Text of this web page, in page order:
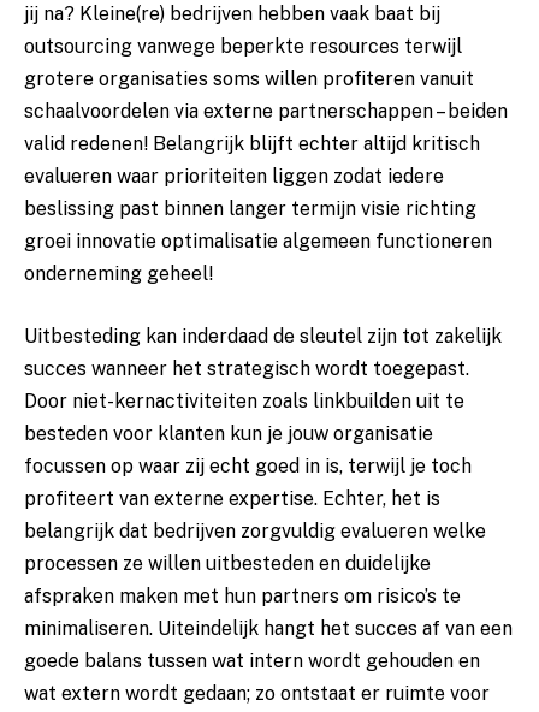
jij na? Kleine(re) bedrijven hebben vaak baat bij
outsourcing vanwege beperkte resources terwijl
grotere organisaties soms willen profiteren vanuit
schaalvoordelen via externe partnerschappen – beiden
valid redenen! Belangrijk blijft echter altijd kritisch
evalueren waar prioriteiten liggen zodat iedere
beslissing past binnen langer termijn visie richting
groei innovatie optimalisatie algemeen functioneren
onderneming geheel!
Uitbesteding kan inderdaad de sleutel zijn tot zakelijk
succes wanneer het strategisch wordt toegepast.
Door niet-kernactiviteiten zoals linkbuilden uit te
besteden voor klanten kun je jouw organisatie
focussen op waar zij echt goed in is, terwijl je toch
profiteert van externe expertise. Echter, het is
belangrijk dat bedrijven zorgvuldig evalueren welke
processen ze willen uitbesteden en duidelijke
afspraken maken met hun partners om risico’s te
minimaliseren. Uiteindelijk hangt het succes af van een
goede balans tussen wat intern wordt gehouden en
wat extern wordt gedaan; zo ontstaat er ruimte voor